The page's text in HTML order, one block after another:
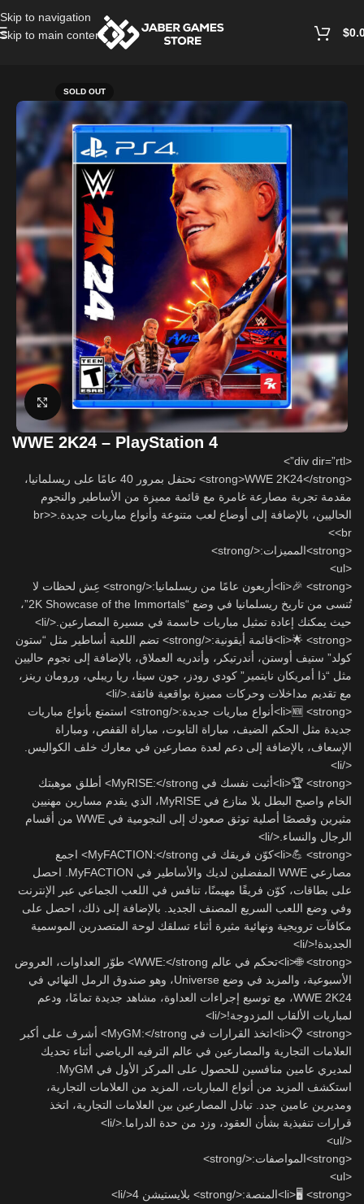
Skip to navigation
Skip to main content
$
SOLD OUT
Click to enlarge
WWE 2K24 – PlayStation 4
<div dir=”rtl”>
<strong>WWE 2K24</strong> تحتفل بمرور 40 عامًا على ريسلمانيا،
مقدمة تجربة مصارعة غامرة مع قائمة مميزة من الأساطير والنجوم
الحاليين، بالإضافة إلى أوضاع لعب متنوعة وأنواع مباريات جديدة.<br>
<br>
<strong>المميزات:</strong>
<ul>
<li>🎉 <strong>أربعون عامًا من ريسلمانيا:</strong> عِش لحظات لا
تُنسى من تاريخ ريسلمانيا في وضع “2K Showcase of the Immortals”،
حيث يمكنك إعادة تمثيل مباريات حاسمة في مسيرة المصارعين.</li>
<li>🌟 <strong>قائمة أيقونية:</strong> تضم اللعبة أساطير مثل “ستون
كولد” ستيف أوستن، أندرتيكر، وأندريه العملاق، بالإضافة إلى نجوم حاليين
مثل “ذا أمريكان نايتمير” كودي رودز، جون سينا، ريا ريبلي، ورومان رينز،
مع تقديم مداخلات وحركات مميزة بواقعية فائقة.</li>
<li>🆕 <strong>أنواع مباريات جديدة:</strong> استمتع بأنواع مباريات
جديدة مثل الحكم الضيف، مباراة التابوت، مباراة القفص، ومباراة
الإسعاف، بالإضافة إلى دعم لعدة مصارعين في معارك خلف الكواليس.
</li>
<li>🏆 <strong>أثبت نفسك في MyRISE:</strong> أطلق موهبتك
الخام واصبح البطل بلا منازع في MyRISE، الذي يقدم مسارين مهنيين
مثيرين وقصصًا أصلية توثق صعودك إلى النجومية في WWE من أقسام
الرجال والنساء.</li>
<li>💪 <strong>كوّن فريقك في MyFACTION:</strong> اجمع
مصارعي WWE المفضلين لديك والأساطير في MyFACTION. احصل
على بطاقات، كوّن فريقًا مهيمنًا، تنافس في اللعب الجماعي عبر الإنترنت
وفي وضع اللعب السريع المصنف الجديد. بالإضافة إلى ذلك، احصل على
مكافآت ترويجية ونهائية مثيرة أثناء تسلقك لوحة المتصدرين الموسمية
الجديدة!</li>
<li>🌐 <strong>تحكم في عالم WWE:</strong> طوّر العداوات، العروض
الأسبوعية، والمزيد في وضع Universe، وهو صندوق الرمل النهائي في
WWE 2K24، مع توسيع إجراءات العداوة، مشاهد جديدة تمامًا، ودعم
لمباريات الألقاب المزدوجة!</li>
<li>📋 <strong>اتخذ القرارات في MyGM:</strong> أشرف على أكبر
العلامات التجارية والمصارعين في عالم الترفيه الرياضي أثناء تحديك
استكشف المزيد من أنواع المباريات، المزيد من العلامات التجارية،
ومديرين عامين جدد. تبادل المصارعين بين العلامات التجارية، اتخذ
قرارات تنفيذية بشأن العقود، وزد من حدة الدراما.</li>
</ul>
<strong>المواصفات:</strong>
<ul>
<li>🖥️ <strong>المنصة:</strong> بلايستيشن 4</li>